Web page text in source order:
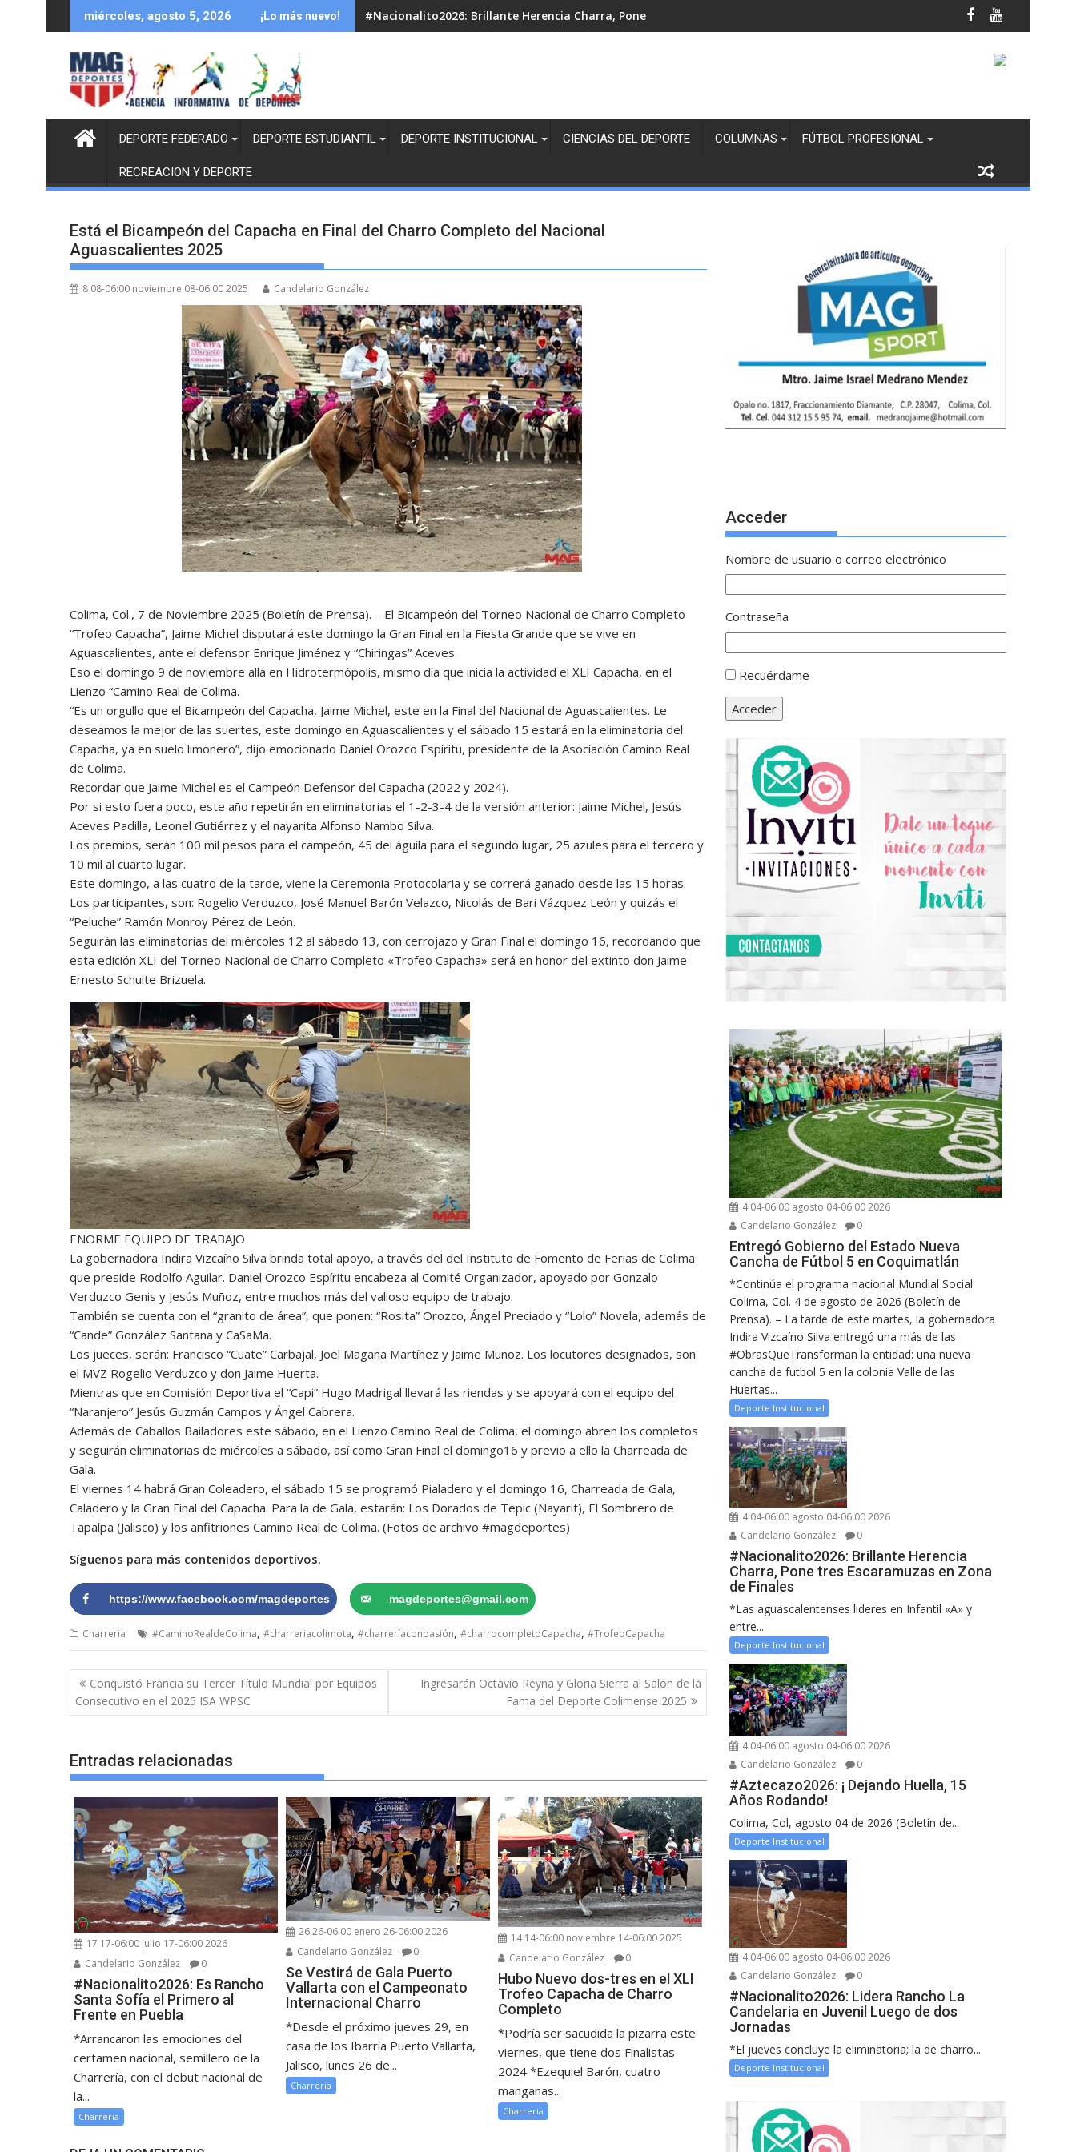
al
miércoles, agosto 5, 2026 ¡Lo más nuevo! #Nacionalito2026: Brillante Herencia Charra, Pone tres Escaramuzas en Zona de Finales
DEPORTE FEDERADO DEPORTE ESTUDIANTIL DEPORTE INSTITUCIONAL CIENCIAS DEL DEPORTE COLUMNAS FÚTBOL PROFESIONAL
RECREACION Y DEPORTE
Está el Bicampeón del Capacha en Final del Charro Completo del Nacional
Aguascalientes 2025
8 08-06:00 noviembre 08-06:00 2025 Candelario González
Colima, Col., 7 de Noviembre 2025 (Boletín de Prensa). – El Bicampeón del Torneo Nacional de Charro Completo
“Trofeo Capacha”, Jaime Michel disputará este domingo la Gran Final en la Fiesta Grande que se vive en
Aguascalientes, ante el defensor Enrique Jiménez y “Chiringas” Aceves.
Eso el domingo 9 de noviembre allá en Hidrotermópolis, mismo día que inicia la actividad el XLI Capacha, en el
Lienzo “Camino Real de Colima.
“Es un orgullo que el Bicampeón del Capacha, Jaime Michel, este en la Final del Nacional de Aguascalientes. Le
deseamos la mejor de las suertes, este domingo en Aguascalientes y el sábado 15 estará en la eliminatoria del
Capacha, ya en suelo limonero”, dijo emocionado Daniel Orozco Espíritu, presidente de la Asociación Camino Real
de Colima.
Recordar que Jaime Michel es el Campeón Defensor del Capacha (2022 y 2024).
Por si esto fuera poco, este año repetirán en eliminatorias el 1-2-3-4 de la versión anterior: Jaime Michel, Jesús
Aceves Padilla, Leonel Gutiérrez y el nayarita Alfonso Nambo Silva.
Los premios, serán 100 mil pesos para el campeón, 45 del águila para el segundo lugar, 25 azules para el tercero y
10 mil al cuarto lugar.
Este domingo, a las cuatro de la tarde, viene la Ceremonia Protocolaria y se correrá ganado desde las 15 horas.
Los participantes, son: Rogelio Verduzco, José Manuel Barón Velazco, Nicolás de Bari Vázquez León y quizás el
“Peluche” Ramón Monroy Pérez de León.
Seguirán las eliminatorias del miércoles 12 al sábado 13, con cerrojazo y Gran Final el domingo 16, recordando que
esta edición XLI del Torneo Nacional de Charro Completo «Trofeo Capacha» será en honor del extinto don Jaime
Ernesto Schulte Brizuela.
ENORME EQUIPO DE TRABAJO
La gobernadora Indira Vizcaíno Silva brinda total apoyo, a través del del Instituto de Fomento de Ferias de Colima
que preside Rodolfo Aguilar. Daniel Orozco Espíritu encabeza al Comité Organizador, apoyado por Gonzalo
Verduzco Genis y Jesús Muñoz, entre muchos más del valioso equipo de trabajo.
También se cuenta con el “granito de área”, que ponen: “Rosita” Orozco, Ángel Preciado y “Lolo” Novela, además de
“Cande” González Santana y CaSaMa.
Los jueces, serán: Francisco “Cuate” Carbajal, Joel Magaña Martínez y Jaime Muñoz. Los locutores designados, son
el MVZ Rogelio Verduzco y don Jaime Huerta.
Mientras que en Comisión Deportiva el “Capi” Hugo Madrigal llevará las riendas y se apoyará con el equipo del
“Naranjero” Jesús Guzmán Campos y Ángel Cabrera.
Además de Caballos Bailadores este sábado, en el Lienzo Camino Real de Colima, el domingo abren los completos
y seguirán eliminatorias de miércoles a sábado, así como Gran Final el domingo16 y previo a ello la Charreada de
Gala.
El viernes 14 habrá Gran Coleadero, el sábado 15 se programó Pialadero y el domingo 16, Charreada de Gala,
Caladero y la Gran Final del Capacha. Para la de Gala, estarán: Los Dorados de Tepic (Nayarit), El Sombrero de
Tapalpa (Jalisco) y los anfitriones Camino Real de Colima. (Fotos de archivo #magdeportes)
Síguenos para más contenidos deportivos.
https://www.facebook.com/magdeportes magdeportes@gmail.com
Charreria #CaminoRealdeColima, #charreriacolimota, #charreríaconpasión, #charrocompletoCapacha, #TrofeoCapacha
Navegación
de
entradas
Conquistó Francia su Tercer Título Mundial por Equipos
Consecutivo en el 2025 ISA WPSC
Ingresarán Octavio Reyna y Gloria Sierra al Salón de la
Fama del Deporte Colimense 2025
Entradas relacionadas
17 17-06:00 julio 17-06:00 2026
Candelario González
0
#Nacionalito2026: Es Rancho
Santa Sofía el Primero al
Frente en Puebla
*Arrancaron las emociones del
certamen nacional, semillero de la
Charrería, con el debut nacional de
la...
Charreria
26 26-06:00 enero 26-06:00 2026
Candelario González
0
Se Vestirá de Gala Puerto
Vallarta con el Campeonato
Internacional Charro
*Desde el próximo jueves 29, en
casa de los Ibarría Puerto Vallarta,
Jalisco, lunes 26 de...
Charreria
14 14-06:00 noviembre 14-06:00 2025
Candelario González
0
Hubo Nuevo dos-tres en el XLI
Trofeo Capacha de Charro
Completo
*Podría ser sacudida la pizarra este
viernes, que tiene dos Finalistas
2024 *Ezequiel Barón, cuatro
manganas...
Charreria
Acceder
Nombre de usuario o correo electrónico
Contraseña
Recuérdame
Acceder
4 04-06:00 agosto 04-06:00 2026
Candelario González
0
Entregó Gobierno del Estado Nueva
Cancha de Fútbol 5 en Coquimatlán
*Continúa el programa nacional Mundial Social
Colima, Col. 4 de agosto de 2026 (Boletín de
Prensa). – La tarde de este martes, la gobernadora
Indira Vizcaíno Silva entregó una más de las
#ObrasQueTransforman la entidad: una nueva
cancha de futbol 5 en la colonia Valle de las
Huertas...
Deporte Institucional
4 04-06:00 agosto 04-06:00 2026
Candelario González
0
#Nacionalito2026: Brillante Herencia
Charra, Pone tres Escaramuzas en Zona
de Finales
*Las aguascalentenses lideres en Infantil «A» y
entre...
Deporte Institucional
4 04-06:00 agosto 04-06:00 2026
Candelario González
0
#Aztecazo2026: ¡ Dejando Huella, 15
Años Rodando!
Colima, Col, agosto 04 de 2026 (Boletín de...
Deporte Institucional
4 04-06:00 agosto 04-06:00 2026
Candelario González
0
#Nacionalito2026: Lidera Rancho La
Candelaria en Juvenil Luego de dos
Jornadas
*El jueves concluye la eliminatoria; la de charro...
Deporte Institucional